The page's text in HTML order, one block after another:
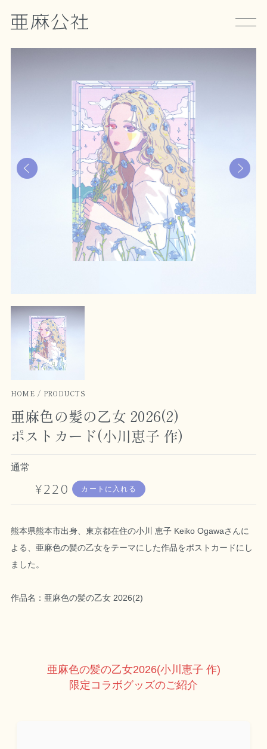
HOME PRODUCTS
亜麻色の髪の乙女 2026(2)
ポストカード(小川恵子 作)
通常
¥220 カートに入れる
熊本県熊本市出身、東京都在住の小川 恵子 Keiko Ogawaさんに
よる、亜麻色の髪の乙女をテーマにした作品をポストカードにし
ました。
作品名：亜麻色の髪の乙女 2026(2)
亜麻色の髪の乙女2026(小川恵子 作)
限定コラボグッズのご紹介